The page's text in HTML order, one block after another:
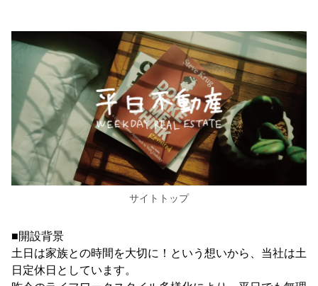
サイトトップ
■開設背景
土日は家族との時間を大切に！という想いから、当社は土
日定休日としています。